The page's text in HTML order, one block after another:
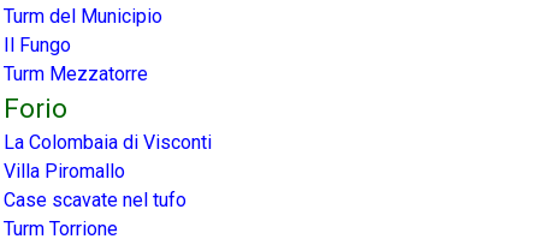
Turm del Municipio
Il Fungo
Turm Mezzatorre
Forio
La Colombaia di Visconti
Villa Piromallo
Case scavate nel tufo
Turm Torrione